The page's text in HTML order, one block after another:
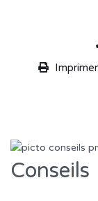
Conseils